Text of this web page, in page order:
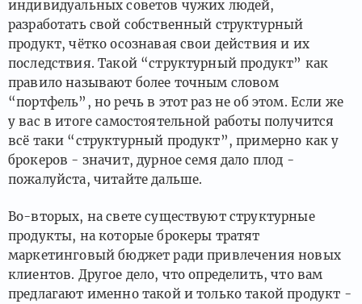
индивидуальных советов чужих людей,
разработать свой собственный структурный
продукт, чётко осознавая свои действия и их
последствия. Такой “структурный продукт” как
правило называют более точным словом
“портфель”, но речь в этот раз не об этом. Если же
у вас в итоге самостоятельной работы получится
всё таки “структурный продукт”, примерно как у
брокеров - значит, дурное семя дало плод -
пожалуйста, читайте дальше.
Во-вторых, на свете существуют структурные
продукты, на которые брокеры тратят
маркетинговый бюджет ради привлечения новых
клиентов. Другое дело, что определить, что вам
предлагают именно такой и только такой продукт -